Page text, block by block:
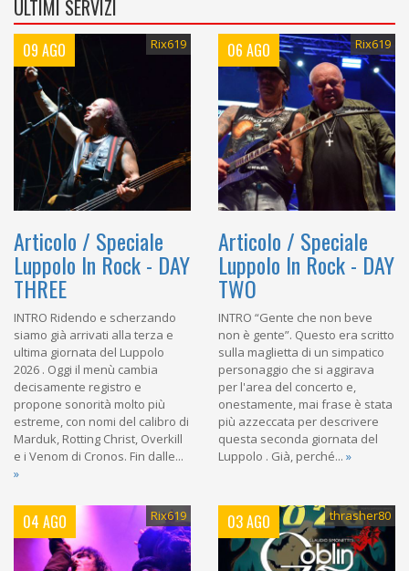
ULTIMI SERVIZI
09 AGO Rix619
Articolo / Speciale
Luppolo In Rock - DAY
THREE
INTRO Ridendo e scherzando
siamo già arrivati alla terza e
ultima giornata del Luppolo
2026 . Oggi il menù cambia
decisamente registro e
propone sonorità molto più
estreme, con nomi del calibro di
Marduk, Rotting Christ, Overkill
e i Venom di Cronos. Fin dalle...
»
06 AGO Rix619
Articolo / Speciale
Luppolo In Rock - DAY
TWO
INTRO “Gente che non beve
non è gente”. Questo era scritto
sulla maglietta di un simpatico
personaggio che si aggirava
per l'area del concerto e,
onestamente, mai frase è stata
più azzeccata per descrivere
questa seconda giornata del
Luppolo . Già, perché... »
04 AGO Rix619 03 AGO thrasher80